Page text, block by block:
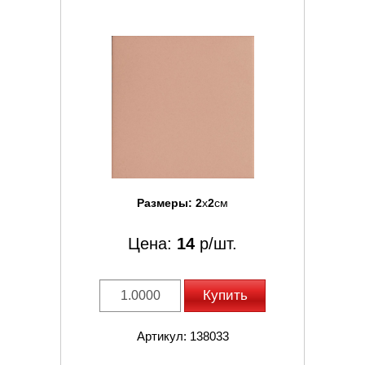
Размеры: 2x2см
Цена: 14 р/шт.
Купить
Артикул: 138033